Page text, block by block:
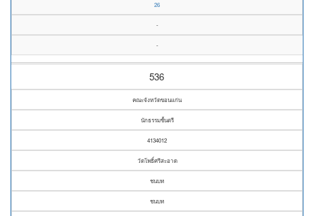
26
-
-
536
คณะจังหวัดขอนแก่น
นักธรรมชั้นตรี
4134012
วัดโพธิ์ศรีสะอาด
ชนบท
ชนบท